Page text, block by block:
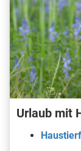
Urlaub mit